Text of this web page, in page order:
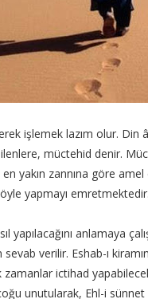
işlemek lazım olur. Din
müctehid denir.
yakın zannına göre
yapmayı
yapılacağını anlamaya
verilir. Eshab-ı
zamanlar ictihad
unutularak, Ehl-i